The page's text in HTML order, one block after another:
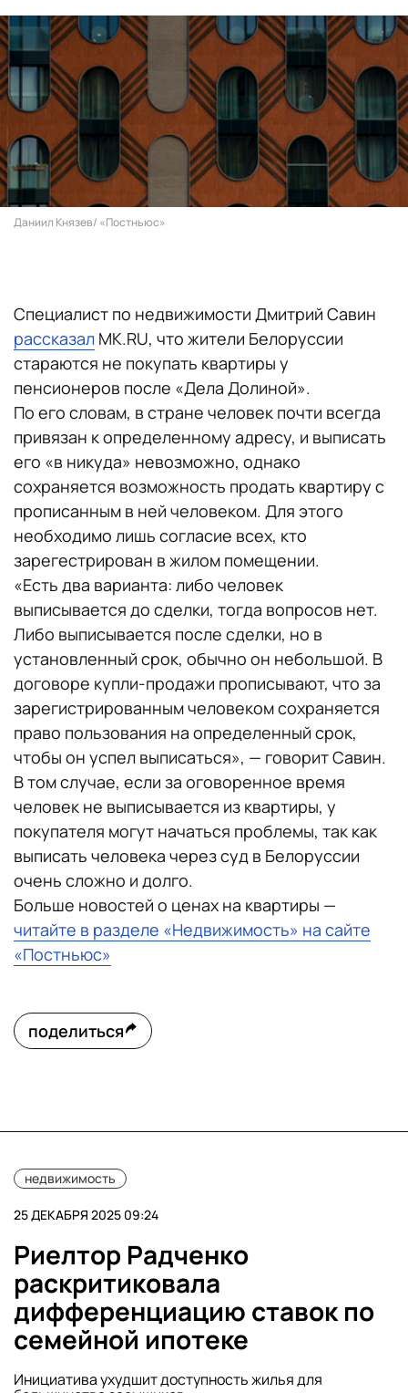
Даниил Князев/ «Постньюс»
Специалист по недвижимости Дмитрий Савин
рассказал MK.RU, что жители Белоруссии
стараются не покупать квартиры у
пенсионеров после «Дела Долиной».
По его словам, в стране человек почти всегда
привязан к определенному адресу, и выписать
его «в никуда» невозможно, однако
сохраняется возможность продать квартиру с
прописанным в ней человеком. Для этого
необходимо лишь согласие всех, кто
зарегестрирован в жилом помещении.
«Есть два варианта: либо человек
выписывается до сделки, тогда вопросов нет.
Либо выписывается после сделки, но в
установленный срок, обычно он небольшой. В
договоре купли-продажи прописывают, что за
зарегистрированным человеком сохраняется
право пользования на определенный срок,
чтобы он успел выписаться», — говорит Савин.
В том случае, если за оговоренное время
человек не выписывается из квартиры, у
покупателя могут начаться проблемы, так как
выписать человека через суд в Белоруссии
очень сложно и долго.
Больше новостей о ценах на квартиры —
читайте в разделе «Недвижимость» на сайте
«Постньюс»
поделиться
недвижимость
25 ДЕКАБРЯ 2025 09:24
Риелтор Радченко
раскритиковала
дифференциацию ставок по
семейной ипотеке
Инициатива ухудшит доступность жилья для